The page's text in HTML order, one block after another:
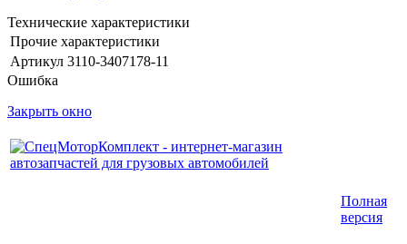
Технические характеристики
Прочие характеристики
Артикул 3110-3407178-11
Ошибка
Закрыть окно
Полная
версия